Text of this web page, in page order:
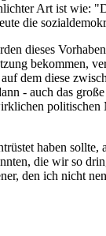
Art ist wie:
die
dieses
bekommen,
dem diese
- auch das
haben
die wir so
den ich nicht